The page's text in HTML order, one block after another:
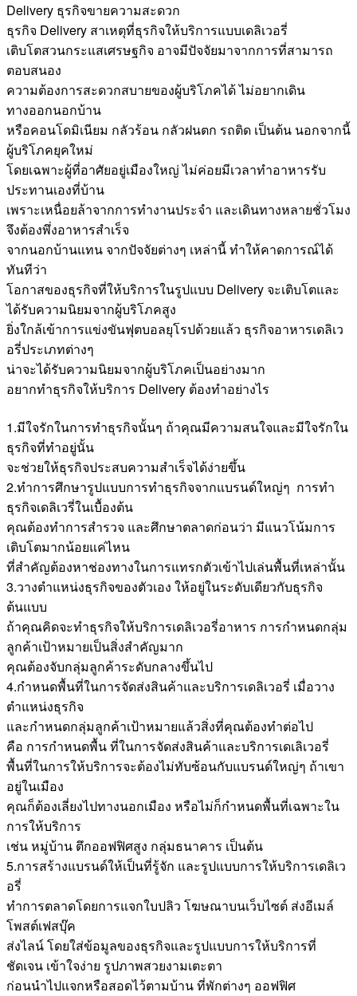
Delivery ธุรกิจขายความสะดวก
ธุรกิจ Delivery สาเหตุที่ธุรกิจให้บริการแบบเดลิเวอรี่
เติบโตสวนกระแสเศรษฐกิจ อาจมีปัจจัยมาจากการที่สามารถ
ตอบสนอง
ความต้องการสะดวกสบายของผู้บริโภคได้ ไม่อยากเดิน
ทางออกนอกบ้าน
หรือคอนโดมิเนียม กลัวร้อน กลัวฝนตก รถติด เป็นต้น นอกจากนี้
ผู้บริโภคยุคใหม่
โดยเฉพาะผู้ที่อาศัยอยู่เมืองใหญ่ ไม่ค่อยมีเวลาทำอาหารรับ
ประทานเองที่บ้าน
เพราะเหนื่อยล้าจากการทำงานประจำ และเดินทางหลายชั่วโมง
จึงต้องพึ่งอาหารสำเร็จ
จากนอกบ้านแทน จากปัจจัยต่างๆ เหล่านี้ ทำให้คาดการณ์ได้
ทันทีว่า
โอกาสของธุรกิจที่ให้บริการในรูปแบบ Delivery จะเติบโตและ
ได้รับความนิยมจากผู้บริโภคสูง
ยิ่งใกล้เข้าการแข่งขันฟุตบอลยุโรปด้วยแล้ว ธุรกิจอาหารเดลิเว
อรี่ประเภทต่างๆ
น่าจะได้รับความนิยมจากผู้บริโภคเป็นอย่างมาก
อยากทำธุรกิจให้บริการ Delivery ต้องทำอย่างไร
1.มีใจรักในการทำธุรกิจนั้นๆ ถ้าคุณมีความสนใจและมีใจรักใน
ธุรกิจที่ทำอยู่นั้น
จะช่วยให้ธุรกิจประสบความสำเร็จได้ง่ายขึ้น
2.ทำการศึกษารูปแบบการทำธุรกิจจากแบรนด์ใหญ่ๆ การทำ
ธุรกิจเดลิเวรี่ในเบื้องต้น
คุณต้องทำการสำรวจ และศึกษาตลาดก่อนว่า มีแนวโน้มการ
เติบโตมากน้อยแค่ไหน
ที่สำคัญต้องหาช่องทางในการแทรกตัวเข้าไปเล่นพื้นที่เหล่านั้น
3.วางตำแหน่งธุรกิจของตัวเอง ให้อยู่ในระดับเดียวกับธุรกิจ
ต้นแบบ
ถ้าคุณคิดจะทำธุรกิจให้บริการเดลิเวอรี่อาหาร การกำหนดกลุ่ม
ลูกค้าเป้าหมายเป็นสิ่งสำคัญมาก
คุณต้องจับกลุ่มลูกค้าระดับกลางขึ้นไป
4.กำหนดพื้นที่ในการจัดส่งสินค้าและบริการเดลิเวอรี่ เมื่อวาง
ตำแหน่งธุรกิจ
และกำหนดกลุ่มลูกค้าเป้าหมายแล้วสิ่งที่คุณต้องทำต่อไป
คือ การกำหนดพื้น ที่ในการจัดส่งสินค้าและบริการเดเลิเวอรี่
พื้นที่ในการให้บริการจะต้องไม่ทับซ้อนกับแบรนด์ใหญ่ๆ ถ้าเขา
อยู่ในเมือง
คุณก็ต้องเลี่ยงไปทางนอกเมือง หรือไม่ก็กำหนดพื้นที่เฉพาะใน
การให้บริการ
เช่น หมู่บ้าน ตึกออฟฟิศสูง กลุ่มธนาคาร เป็นต้น
5.การสร้างแบรนด์ให้เป็นที่รู้จัก และรูปแบบการให้บริการเดลิเว
อรี่
ทำการตลาดโดยการแจกใบปลิว โฆษณาบนเว็บไซต์ ส่งอีเมล์
โพสต์เฟสบุ๊ค
ส่งไลน์ โดยใส่ข้อมูลของธุรกิจและรูปแบบการให้บริการที่
ชัดเจน เข้าใจง่าย รูปภาพสวยงามเตะตา
ก่อนนำไปแจกหรือสอดไว้ตามบ้าน ที่พักต่างๆ ออฟฟิศ